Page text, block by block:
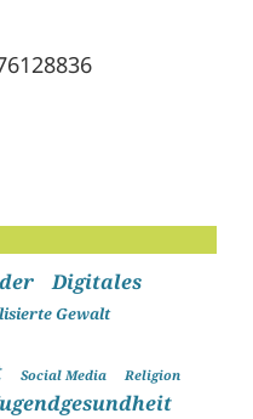
Digitales
Gewalt
Social Media Religion